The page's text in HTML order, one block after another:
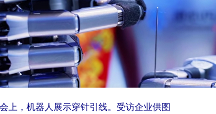
上，机器人展示穿针引线。受访企业供图